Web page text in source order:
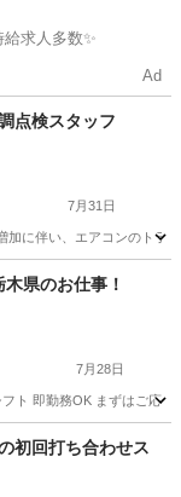
！高時給求人多数✨
Ad
点検スタッフ
7月31日
加に伴い、エアコンのト
県のお仕事！
7月28日
ト 即勤務OK まずはご応募
初回打ち合わせス